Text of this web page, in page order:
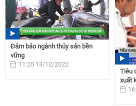
Đảm bảo ngành thủy sản bền
vững
11:20 13/12/2022
Tiêu
xuất